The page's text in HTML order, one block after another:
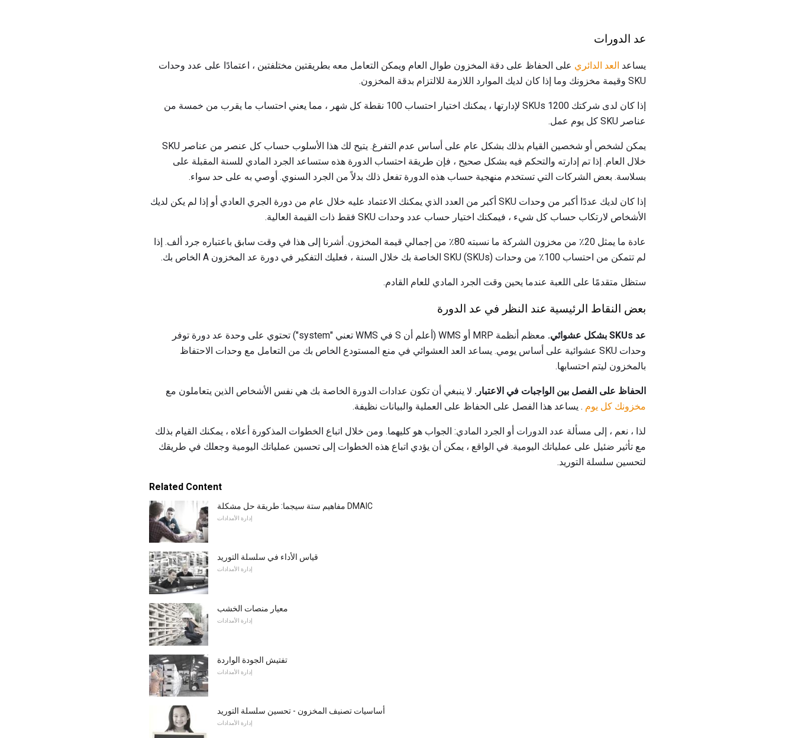
عد الدورات
يساعد العد الدائري على الحفاظ على دقة المخزون طوال العام ويمكن التعامل معه بطريقتين مختلفتين ، اعتمادًا على عدد وحدات
SKU وقيمة مخزونك وما إذا كان لديك الموارد اللازمة للالتزام بدقة المخزون.
إذا كان لدى شركتك 1200 SKUs لإدارتها ، يمكنك اختيار احتساب 100 نقطة كل شهر ، مما يعني احتساب ما يقرب من خمسة من
عناصر SKU كل يوم عمل.
يمكن لشخص أو شخصين القيام بذلك بشكل عام على أساس عدم التفرغ. يتيح لك هذا الأسلوب حساب كل عنصر من عناصر SKU
خلال العام. إذا تم إدارته والتحكم فيه بشكل صحيح ، فإن طريقة احتساب الدورة هذه ستساعد الجرد المادي للسنة المقبلة على
بسلاسة. بعض الشركات التي تستخدم منهجية حساب هذه الدورة تفعل ذلك بدلاً من الجرد السنوي. أوصي به على حد سواء.
إذا كان لديك عددًا أكبر من وحدات SKU أكبر من العدد الذي يمكنك الاعتماد عليه خلال عام من دورة الجري العادي أو إذا لم يكن لديك
الأشخاص لارتكاب حساب كل شيء ، فيمكنك اختيار حساب عدد وحدات SKU فقط ذات القيمة العالية.
عادة ما يمثل 20٪ من مخزون الشركة ما نسبته 80٪ من إجمالي قيمة المخزون. أشرنا إلى هذا في وقت سابق باعتباره جرد ألف. إذا
لم تتمكن من احتساب 100٪ من وحدات SKU (SKUs) الخاصة بك خلال السنة ، فعليك التفكير في دورة عد المخزون A الخاص بك.
ستظل متقدمًا على اللعبة عندما يحين وقت الجرد المادي للعام القادم.
بعض النقاط الرئيسية عند النظر في عد الدورة
عد SKUs بشكل عشوائي.
معظم أنظمة MRP أو WMS (أعلم أن S في WMS تعني "system") تحتوي على وحدة عد دورة توفر
وحدات SKU عشوائية على أساس يومي. يساعد العد العشوائي في منع المستودع الخاص بك من التعامل مع وحدات الاحتفاظ
بالمخزون ليتم احتسابها.
الحفاظ على الفصل بين الواجبات في الاعتبار. لا ينبغي أن تكون عدادات الدورة الخاصة بك هي نفس الأشخاص الذين يتعاملون مع
مخزونك كل يوم . يساعد هذا الفصل على الحفاظ على العملية والبيانات نظيفة.
لذا ، نعم ، إلى مسألة عدد الدورات أو الجرد المادي: الجواب هو كليهما. ومن خلال اتباع الخطوات المذكورة أعلاه ، يمكنك القيام بذلك
مع تأثير ضئيل على عملياتك اليومية. في الواقع ، يمكن أن يؤدي اتباع هذه الخطوات إلى تحسين عملياتك اليومية وجعلك في طريقك
لتحسين سلسلة التوريد.
Related Content
مفاهيم ستة سيجما: طريقة حل مشكلة DMAIC
إدارة الأمدادات
قياس الأداء في سلسلة التوريد
إدارة الأمدادات
معيار منصات الخشب
إدارة الأمدادات
تفتيش الجودة الواردة
إدارة الأمدادات
أساسيات تصنيف المخزون - تحسين سلسلة التوريد
إدارة الأمدادات